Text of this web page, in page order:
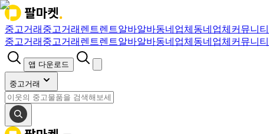
중고거래 중고거래 렌트렌트알바알바동네업체 동네업체 커뮤니티
중고거래 중고거래 렌트렌트알바알바동네업체 동네업체 커뮤니티
앱 다운로드
중고거래